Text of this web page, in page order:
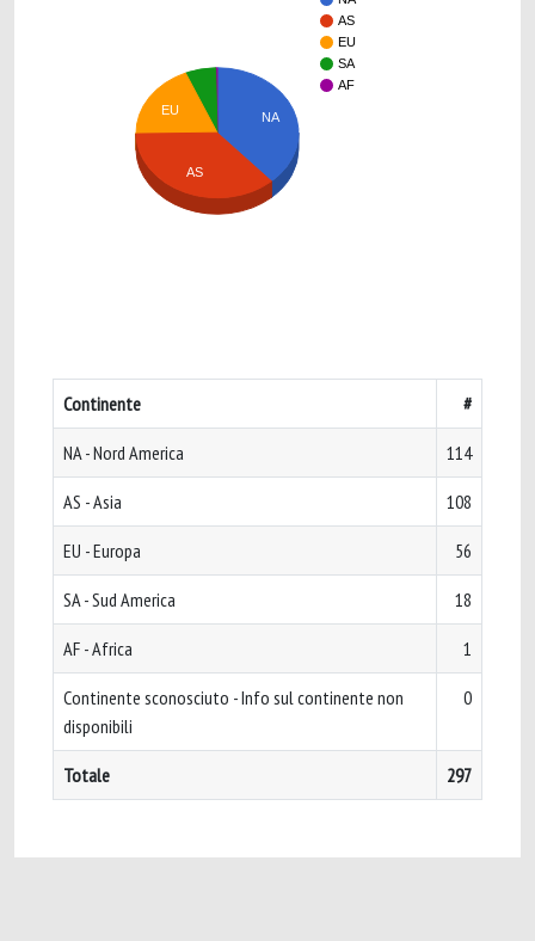
AS
EU
SA
AF
NA
EU
AS
Continente #
NA - Nord America 114
AS - Asia 108
EU - Europa 56
SA - Sud America 18
AF - Africa 1
Continente sconosciuto - Info sul continente non
disponibili
0
Totale 297